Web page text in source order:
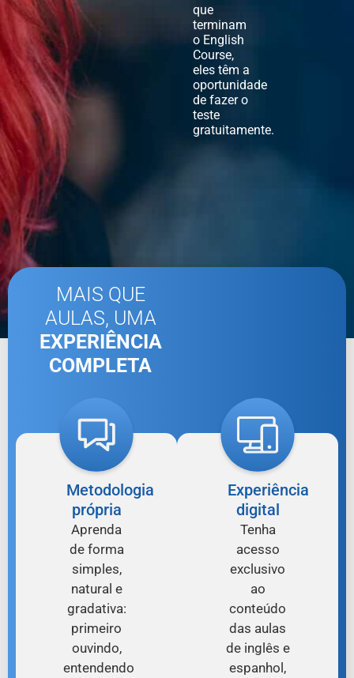
que
terminam
o English
Course,
eles têm a
oportunidade
de fazer o
teste
gratuitamente.
MAIS QUE
AULAS, UMA
EXPERIÊNCIA
COMPLETA
Metodologia
própria
Aprenda
de forma
simples,
natural e
gradativa:
primeiro
ouvindo,
entendendo
Experiência
digital
Tenha
acesso
exclusivo
ao
conteúdo
das aulas
de inglês e
espanhol,